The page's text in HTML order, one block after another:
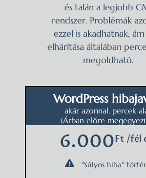
WordPress
akár azonnal, percek
(Árban előre
6.000Ft /fél
"Súlyos hiba"
és talán a legjobb
rendszer. Problémák
ezzel is akadhatnak,
elhárítása általában
megoldható.